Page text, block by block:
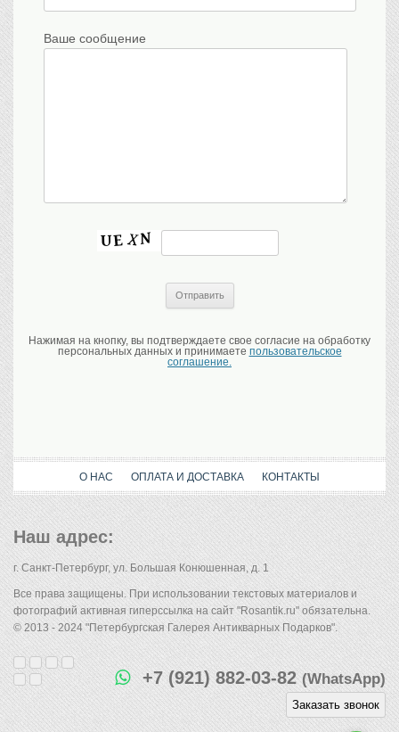
Ваше сообщение
Нажимая на кнопку, вы подтверждаете свое согласие на обработку
персональных данных и принимаете пользовательское
соглашение.
О НАС ОПЛАТА И ДОСТАВКА КОНТАКТЫ
Наш адрес:
г. Санкт-Петербург, ул. Большая Конюшенная, д. 1
Все права защищены. При использовании текстовых материалов и
фотографий активная гиперссылка на сайт "Rosantik.ru" обязательна.
© 2013 - 2024 "Петербургская Галерея Антикварных Подарков".
+7 (921) 882-03-82(WhatsApp)
Заказать звонок